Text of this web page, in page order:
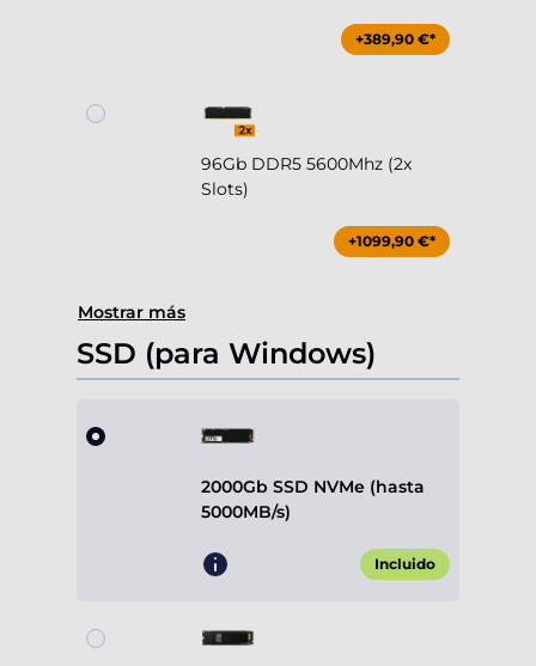
+389,90 €*
96Gb DDR5 5600Mhz (2x
Slots)
+1099,90 €*
Mostrar más
SSD (para Windows)
2000Gb SSD NVMe (hasta
5000MB/s)
Incluido